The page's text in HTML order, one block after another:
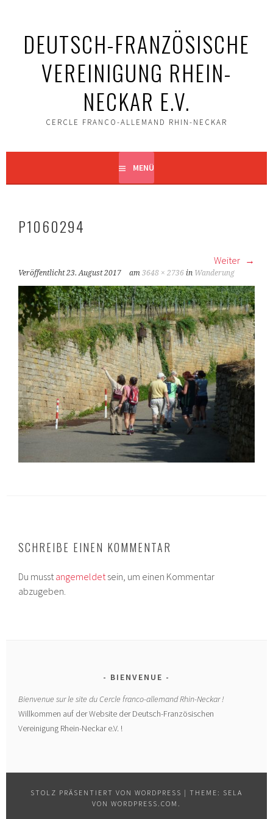
InhaltDEUTSCH-FRANZÖSISCHE
VEREINIGUNG RHEIN-
NECKAR E.V.
CERCLE FRANCO-ALLEMAND RHIN-NECKAR
MENÜ
P1060294
Weiter
Veröffentlicht23. August 2017 am3648 × 2736 in Wanderung
SCHREIBE EINEN KOMMENTAR
Du musstangemeldetsein, um einen Kommentar
abzugeben.
BIENVENUE
Bienvenue sur le site du Cercle franco-allemand Rhin-Neckar !
Willkommen auf der Website der Deutsch-Französischen
Vereinigung Rhein-Neckar e.V. !
STOLZ PRÄSENTIERT VON WORDPRESS | THEME: SELA
VON WORDPRESS.COM .